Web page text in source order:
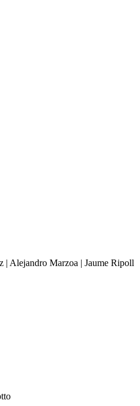
| Alejandro Marzoa | Jaume Ripoll